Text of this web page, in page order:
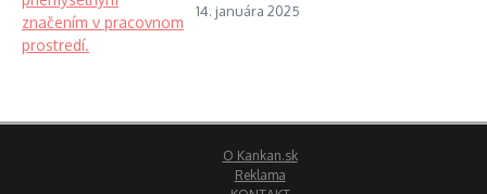
14. januára 2025
O Kankan.sk
Reklama